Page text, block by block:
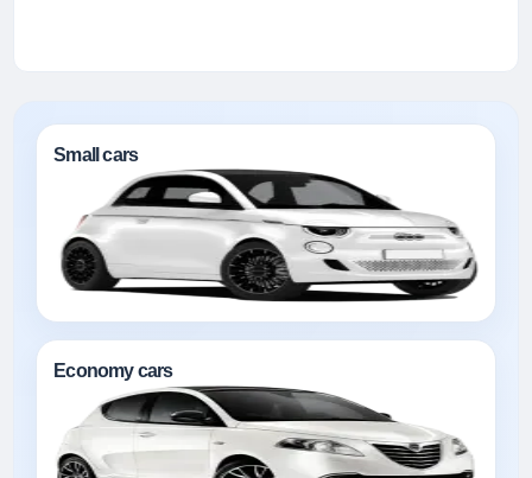
Small cars
Economy cars